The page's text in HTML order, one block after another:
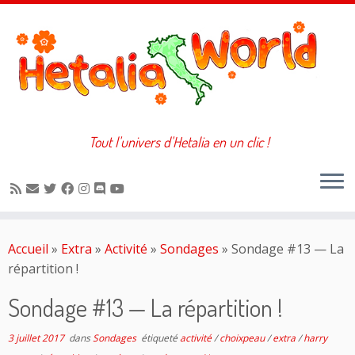
au
contenu
Tout l'univers d'Hetalia en un clic !
Accueil » Extra » Activité » Sondages » Sondage #13 — La
répartition !
Sondage #13 — La répartition !
3 juillet 2017dansSondages étiqueté activité/choixpeau/extra/harry